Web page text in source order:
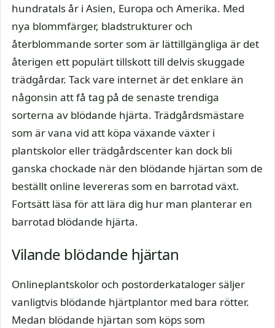
hundratals år i Asien, Europa och Amerika. Med
nya blommfärger, bladstrukturer och
återblommande sorter som är lättillgängliga är det
återigen ett populärt tillskott till delvis skuggade
trädgårdar. Tack vare internet är det enklare än
någonsin att få tag på de senaste trendiga
sorterna av blödande hjärta. Trädgårdsmästare
som är vana vid att köpa växande växter i
plantskolor eller trädgårdscenter kan dock bli
ganska chockade när den blödande hjärtan som de
beställt online levereras som en barrotad växt.
Fortsätt läsa för att lära dig hur man planterar en
barrotad blödande hjärta.
Vilande blödande hjärtan
Onlineplantskolor och postorderkataloger säljer
vanligtvis blödande hjärtplantor med bara rötter.
Medan blödande hjärtan som köps som